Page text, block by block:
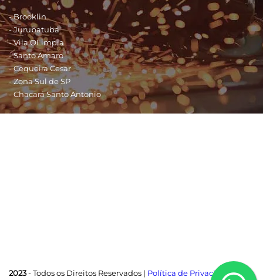
- Brooklin
- Jurubatuba
- Vila OLimpia
- Santo Amaro
- Cequeira Cesar
- Zona Sul de SP
- Chacará Santo Antonio
2023- Todos os Direitos Reservados | Política de Privacidade